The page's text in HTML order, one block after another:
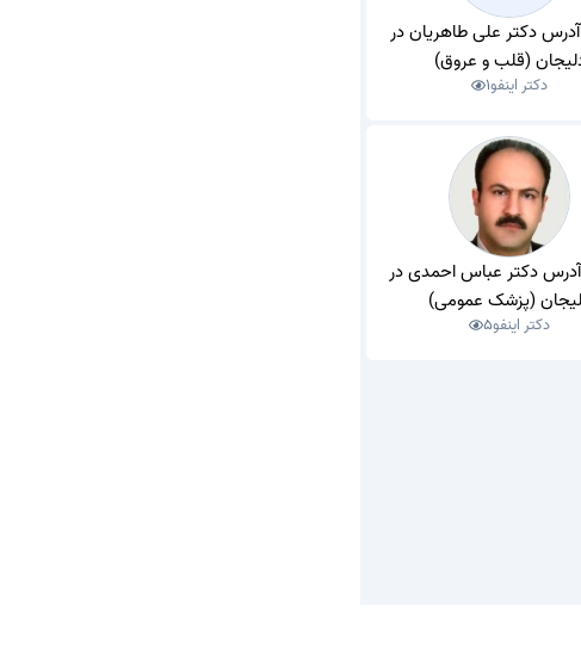
دکتر علی طاهریان در
(قلب و عروق)
دکتر اینفو1
دکتر عباس احمدی در
(پزشک عمومی)
دکتر اینفو5